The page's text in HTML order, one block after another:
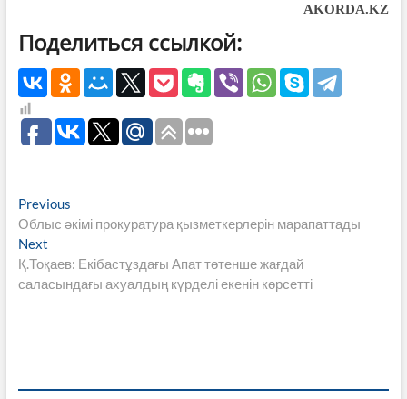
AKORDA.KZ
Поделиться ссылкой:
Навигация
по
записям
PreviousPrevious
post:
Облыс әкімі прокуратура қызметкерлерін марапаттады
NextNext
post:
Қ.Тоқаев: Екібастұздағы Апат төтенше жағдай
саласындағы ахуалдың күрделі екенін көрсетті